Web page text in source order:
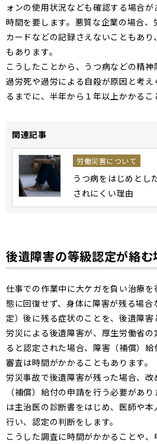
ォンの使用状況なども確認する場合
時間を要します。悪質な企業の場合
カードなどの記録さえないこともあ
もあります。
こうしたことから、うつ病などの精神
過労死や過労による自殺が原因と考
るまでに、半年から１年以上かかるこ
関連記事
労働災害について
うつ病をはじめとし
されにくい理由
後遺障害の等級認定が絡む
仕事での作業中に大ケガを負い治療
態に回復せず、身体に障害が残る場
定）後に残る症状のことを、後遺障害
労災による後遺障害が、厚生労働省
ると認定された場合、障害（補償）
審査は時間がかかることもあります。
労災事故で後遺障害が残った場合、
（補償）給付の申請を行う必要があ
は主治医の診断書をはじめ、医師や
行い、認定の判断をします。
こうした調査に時間がかかることや